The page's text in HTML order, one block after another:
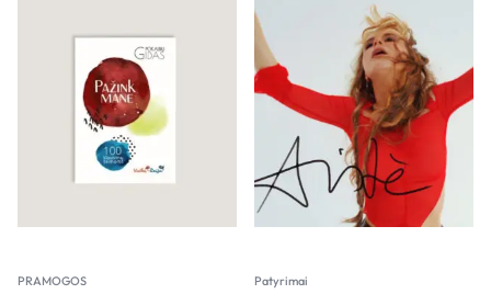
PRAMOGOS Patyrimai